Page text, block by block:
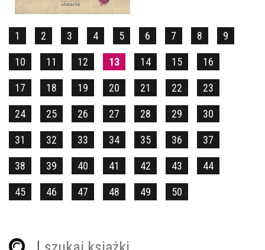
1 2 3 4 5 6 7 8 9
10 11 12 13 14 15 16
17 18 19 20 21 22 23
24 25 26 27 28 29 30
31 32 33 34 35 36 37
38 39 40 41 42 43 44
45 46 47 48 49 50